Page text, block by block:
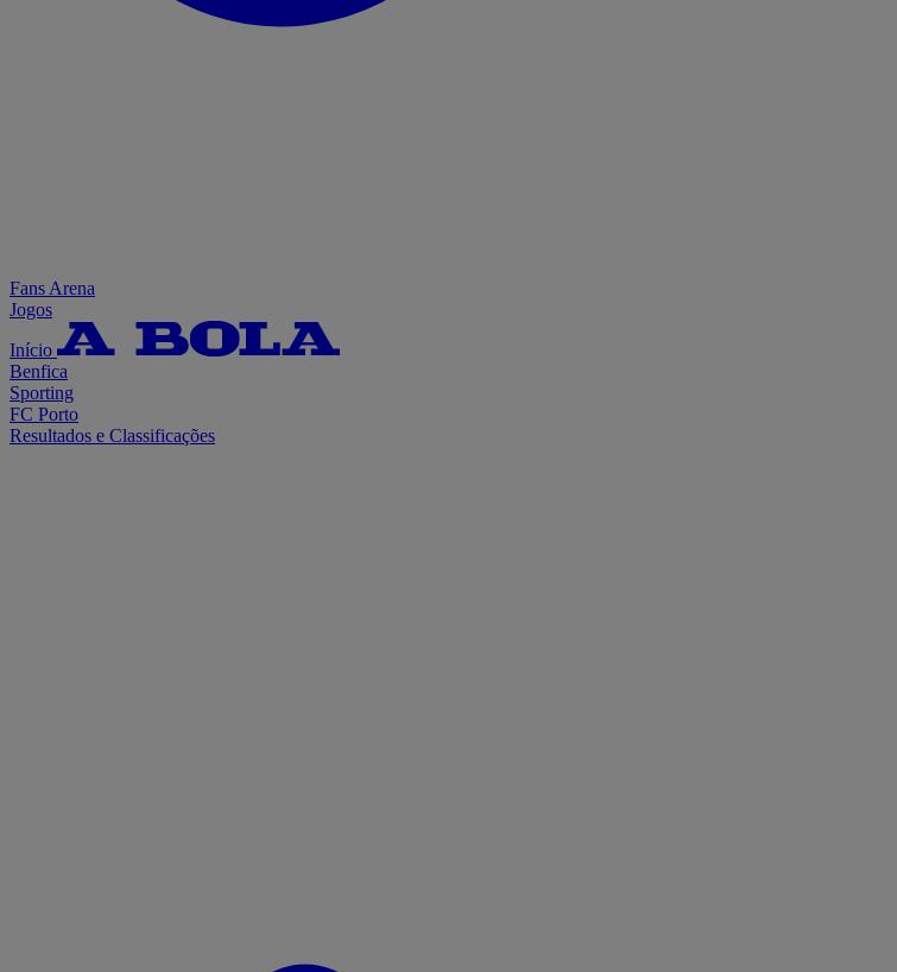
Fans Arena
Jogos
Início
Benfica
Sporting
FC Porto
Resultados e Classificações